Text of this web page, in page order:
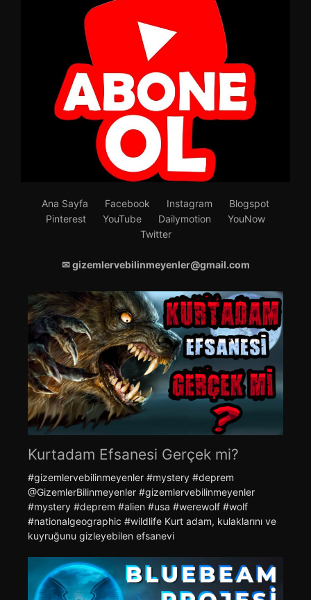
Ana Sayfa Facebook Instagram
Blogspot
Pinterest
YouTube Dailymotion
YouNow
Twitter
✉ gizemlervebilinmeyenler@gmail.com
Kurtadam Efsanesi Gerçek mi?
#gizemlervebilinmeyenler #mystery #deprem ​
@GizemlerBilinmeyenler #gizemlervebilinmeyenler
#mystery #deprem #alien #usa #werewolf #wolf
#nationalgeographic #wildlife Kurt adam, kulaklarını ve
kuyruğunu gizleyebilen efsanevi